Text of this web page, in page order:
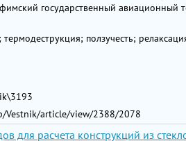
государственный авиационный
термодеструкция; ползучесть;
Vestnik/article/view/2388/2078
для расчета конструкций из